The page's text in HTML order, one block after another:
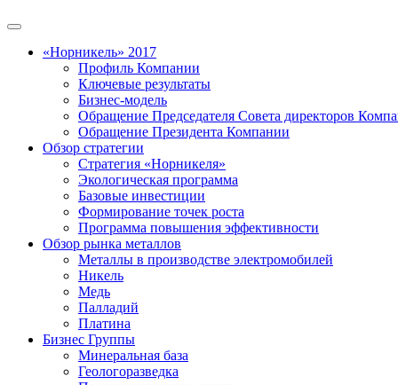
«Норникель» 2017
Профиль Компании
Ключевые результаты
Бизнес-модель
Обращение Председателя Совета директоров
Обращение Президента Компании
Обзор стратегии
Стратегия «Норникеля»
Экологическая программа
Базовые инвестиции
Формирование точек роста
Программа повышения эффективности
Обзор рынка металлов
Металлы в производстве электромобилей
Никель
Медь
Палладий
Платина
Бизнес Группы
Минеральная база
Геологоразведка